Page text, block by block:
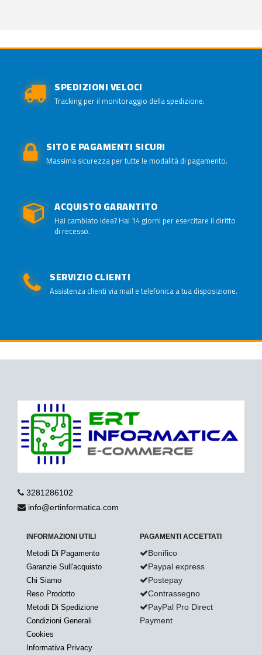
SPEDIZIONI VELOCI
Tracking per il monitoraggio della spedizione.
SITO E PAGAMENTI SICURI
Massima sicurezza per tutte le modalità di pagamento.
ACQUISTO GARANTITO
Hai cambiato idea? Hai 14 giorni per esercitare il diritto
di recesso.
SERVIZIO CLIENTI
Assistenza clienti via mail e telefonica a tua disposizione.
3281286102
info@ertinformatica.com
INFORMAZIONI UTILI
Metodi Di Pagamento
Garanzie Sull'acquisto
Chi Siamo
Reso Prodotto
Metodi Di Spedizione
Condizioni Generali
Cookies
Informativa Privacy
PAGAMENTI ACCETTATI
Bonifico
Paypal express
Postepay
Contrassegno
PayPal Pro Direct
Payment